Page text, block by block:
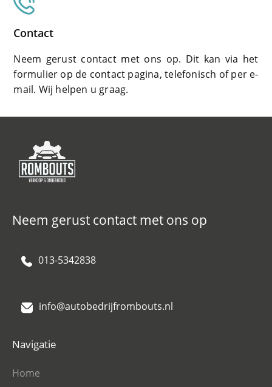
Contact
Neem gerust contact met ons op. Dit kan via het
formulier op de contact pagina, telefonisch of per e-
mail. Wij helpen u graag.
Neem gerust contact met ons op
013-5342838
info@autobedrijfrombouts.nl
Navigatie
Home